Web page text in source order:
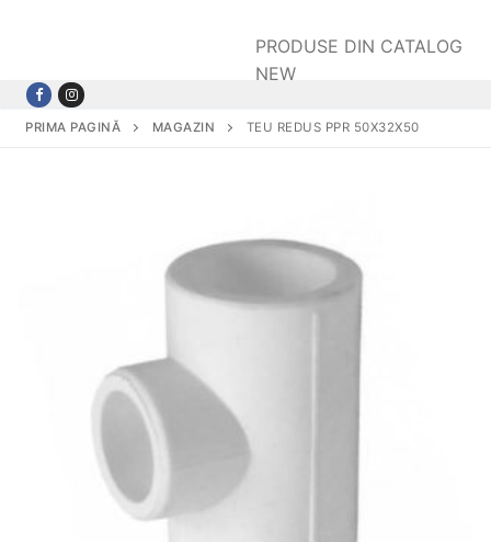
PRODUSE DIN CATALOG
NEW
PRIMA PAGINĂ MAGAZIN TEU REDUS PPR 50X32X50